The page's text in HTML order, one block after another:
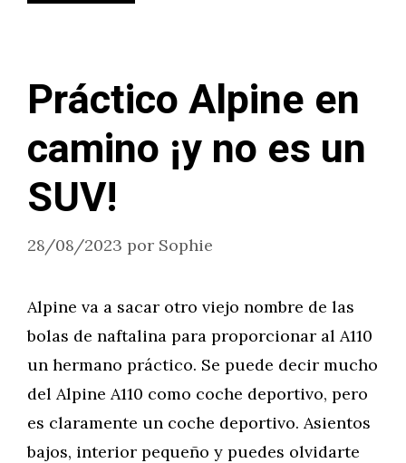
Práctico Alpine en
camino ¡y no es un
SUV!
28/08/2023 por Sophie
Alpine va a sacar otro viejo nombre de las
bolas de naftalina para proporcionar al A110
un hermano práctico. Se puede decir mucho
del Alpine A110 como coche deportivo, pero
es claramente un coche deportivo. Asientos
bajos, interior pequeño y puedes olvidarte